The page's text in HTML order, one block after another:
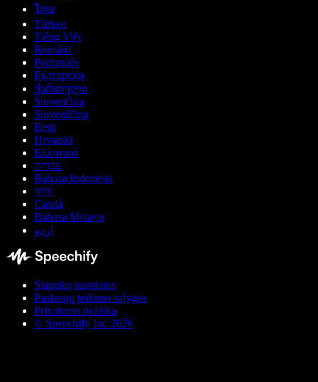
ไทย
Türkçe
Tiếng Việt
Română
Português
Български
ქართული
Slovenčina
Slovenščina
Eesti
Hrvatski
Ελληνικά
עברית
Bahasa Indonesia
বাংলা
Català
Bahasa Melayu
اردو
Slapukų nuostatos
Paslaugų teikimo sąlygos
Privatumo politika
© Speechify Inc 2026